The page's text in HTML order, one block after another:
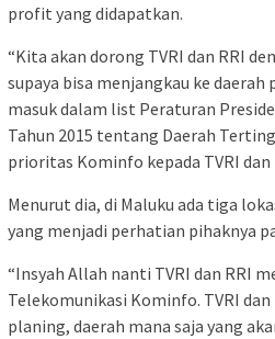
profit yang didapatkan.
“Kita akan dorong TVRI dan RRI
supaya bisa menjangkau ke
masuk dalam list Peraturan
Tahun 2015 tentang Daerah
prioritas Kominfo kepada TVRI dan
Menurut dia, di Maluku ada tiga
yang menjadi perhatian pihaknya
“Insyah Allah nanti TVRI dan RRI
Telekomunikasi Kominfo. TVRI
planing, daerah mana saja yang